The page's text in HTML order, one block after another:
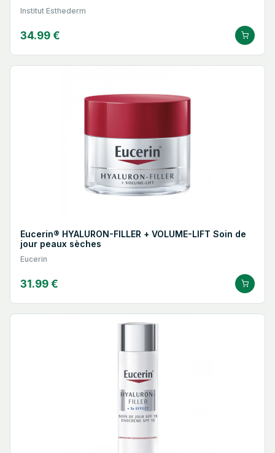
Institut Esthederm
34.99 €
Eucerin® HYALURON-FILLER + VOLUME-LIFT Soin de
jour peaux sèches
Eucerin
31.99 €